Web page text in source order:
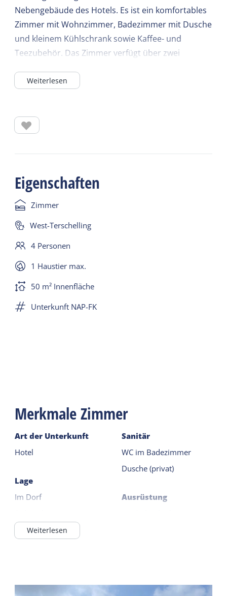
Nebengebäude des Hotels. Es ist ein komfortables
Zimmer mit Wohnzimmer, Badezimmer mit Dusche
und kleinem Kühlschrank sowie Kaffee- und
Teezubehör. Das Zimmer verfügt über zwei
Weiterlesen
Eigenschaften
Zimmer
West-Terschelling
4 Personen
1 Haustier max.
50 m² Innenfläche
Unterkunft NAP-FK
Merkmale Zimmer
Art der Unterkunft
Hotel
Lage
Im Dorf
Catering-
Kaffee/Tee Fazilität
Sanitär
WC im Badezimmer
Dusche (privat)
Ausrüstung
Filterkaffeemaschine
Weiterlesen